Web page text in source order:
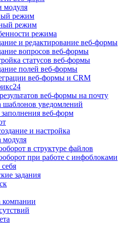
модуля
режим
режим
режима
и редактирование веб-формы
вопросов веб-формы
статусов веб-формы
полей веб-формы
веб-формы и CRM
веб-формы на почту
шаблонов уведомлений
веб-форм
и настройка
модуля
в структуре файлов
при работе с инфоблоками
задания
компании